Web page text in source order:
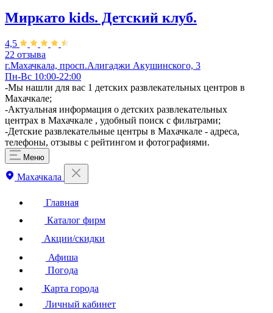
Миркато kids. Детский клуб.
4,5
22 отзыва
г.Махачкала, просп.Алигаджи Акушинского, 3
Пн-Вс 10:00-22:00
-Мы нашли для вас 1 детских развлекательных центров в
Махачкале;
-Актуальная информация о детских развлекательных
центрах в Махачкале , удобный поиск с фильтрами;
-Детские развлекательные центры в Махачкале - адреса,
телефоны, отзывы с рейтингом и фотографиями.
Меню
Махачкала
Главная
Каталог фирм
Акции/скидки
Афиша
Погода
Карта города
Личный кабинет